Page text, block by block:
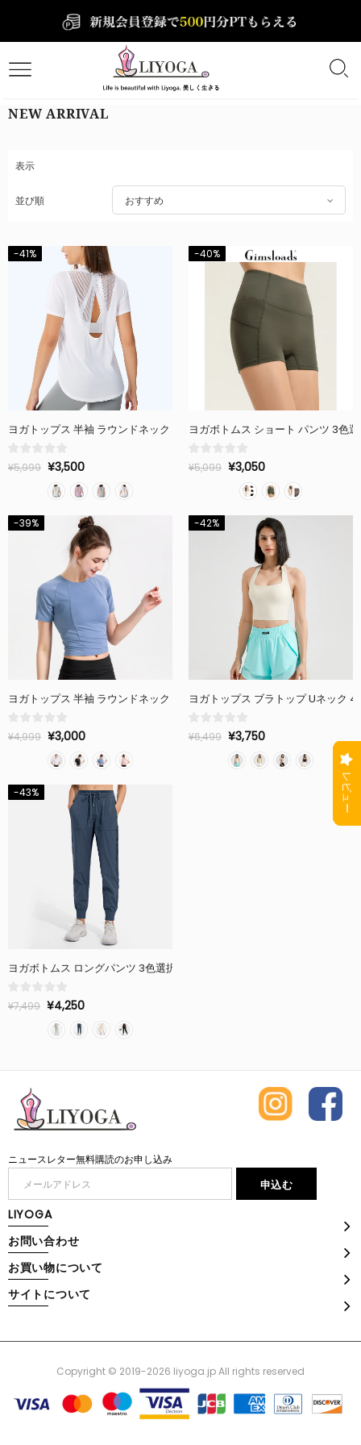
NEW ARRIVAL
表示
並び順 おすすめ
-41%
¥5,999 ¥3,500
-40%
¥5,099 ¥3,050
-39%
ヨガトップス 半袖 ラウンドネック 3色選択
¥4,999 ¥3,000
-42%
¥6,499 ¥3,750
-43%
¥7,499 ¥4,250
ニュースレター無料購読のお申し込み
LIYOGA
お問い合わせ
お買い物について
サイトについて
Copyright © 2019-2026 liyoga.jp All rights reserved